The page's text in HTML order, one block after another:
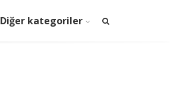
Diğer kategoriler